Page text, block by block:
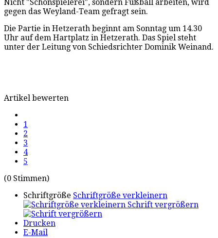
Nicht "Schönspielerei", sondern Fußball arbeiten, wird
gegen das Weyland-Team gefragt sein.
Die Partie in Hetzerath beginnt am Sonntag um 14.30
Uhr auf dem Hartplatz in Hetzerath. Das Spiel steht
unter der Leitung von Schiedsrichter Dominik Weinand.
Artikel bewerten
1
2
3
4
5
(0 Stimmen)
Schriftgröße Schriftgröße verkleinern
Schrift vergrößern
Drucken
E-Mail